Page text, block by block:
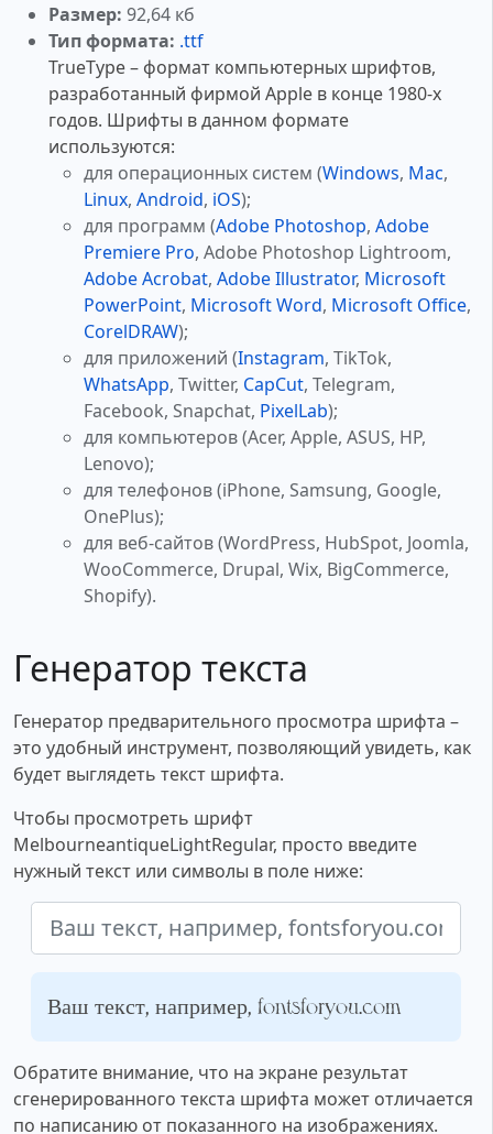
Размер: 92,64 кб
Тип формата: .ttf
TrueType – формат компьютерных шрифтов,
разработанный фирмой Apple в конце 1980-х
годов. Шрифты в данном формате
используются:
для операционных систем (Windows, Mac,
Linux, Android, iOS);
для программ (Adobe Photoshop, Adobe
Premiere Pro, Adobe Photoshop Lightroom,
Adobe Acrobat, Adobe Illustrator, Microsoft
PowerPoint, Microsoft Word, Microsoft Office,
CorelDRAW);
для приложений (Instagram, TikTok,
WhatsApp, Twitter, CapCut, Telegram,
Facebook, Snapchat, PixelLab);
для компьютеров (Acer, Apple, ASUS, HP,
Lenovo);
для телефонов (iPhone, Samsung, Google,
OnePlus);
для веб-сайтов (WordPress, HubSpot, Joomla,
WooCommerce, Drupal, Wix, BigCommerce,
Shopify).
Генератор текста
Генератор предварительного просмотра шрифта –
это удобный инструмент, позволяющий увидеть, как
будет выглядеть текст шрифта.
Чтобы просмотреть шрифт
MelbourneantiqueLightRegular, просто введите
нужный текст или символы в поле ниже:
Ваш текст, например, fontsforyou.com
Обратите внимание, что на экране результат
сгенерированного текста шрифта может отличается
по написанию от показанного на изображениях.